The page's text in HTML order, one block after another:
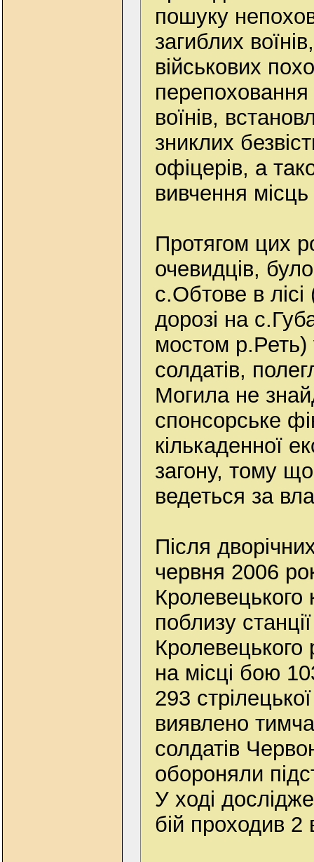
пошуку
загиблих
військових
перепоховання
воїнів,
зниклих
офіцерів, а
вивчення місць
Протягом цих
очевидців,
с.Обтове в
дорозі на
мостом
солдатів,
Могила не
спонсорське
кількаденної
загону, тому
ведеться за
Після
червня 2006
Кролевецького
поблизу
на місці бою
293
виявлено
солдатів
обороняли
У ході
бій проходив 2